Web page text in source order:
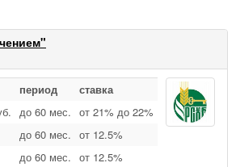
период
ставка
до 60 мес. от 21% до 22%
до 60 мес. от 12.5%
до 60 мес. от 12.5%